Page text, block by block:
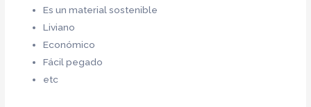
Es un material sostenible
Liviano
Económico
Fácil pegado
etc